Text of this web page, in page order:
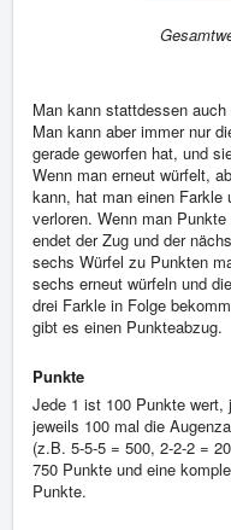
Man kann stattdessen
Man kann aber immer nur
gerade geworfen hat, und
Wenn man erneut würfelt,
kann, hat man einen Farkle
verloren. Wenn man
endet der Zug und der
sechs Würfel zu Punkten
sechs erneut würfeln und
drei Farkle in Folge
gibt es einen Punkteabzug.
Punkte
Jede 1 ist 100 Punkte
jeweils 100 mal die
(z.B. 5-5-5 = 500, 2-2-2 =
750 Punkte und eine
Punkte.